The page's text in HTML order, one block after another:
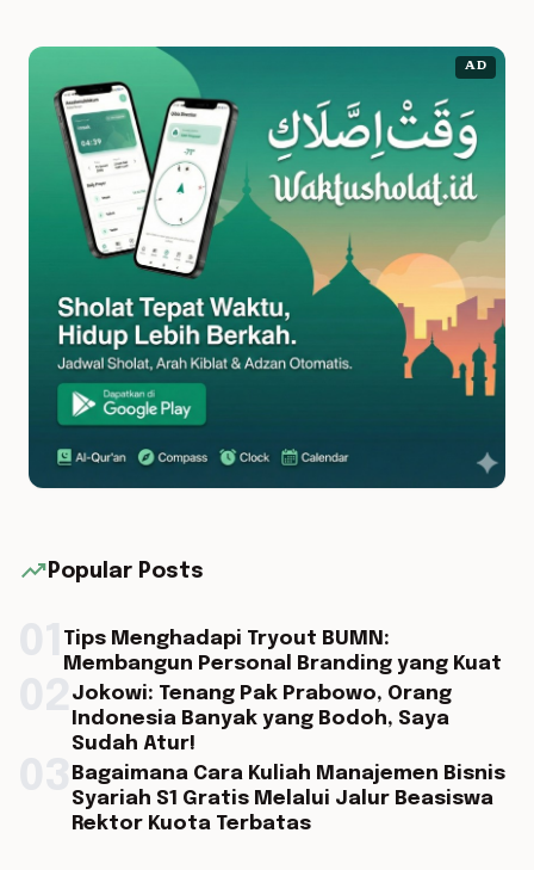
AD
trending_up Popular Posts
Tips Menghadapi Tryout BUMN:
Membangun Personal Branding yang Kuat
Jokowi: Tenang Pak Prabowo, Orang
Indonesia Banyak yang Bodoh, Saya
Sudah Atur!
Bagaimana Cara Kuliah Manajemen Bisnis
Syariah S1 Gratis Melalui Jalur Beasiswa
Rektor Kuota Terbatas